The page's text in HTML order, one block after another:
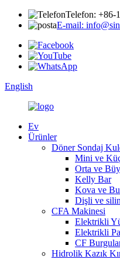
Telefon: +86-
E-mail:
English
Ev
Ürünler
Döner Sondaj
Mini ve
Orta ve
Kelly Bar
Kova ve
Dişli ve
CFA Makinesi
Elektrikli
Elektrikli
CF
Hidrolik Kazık